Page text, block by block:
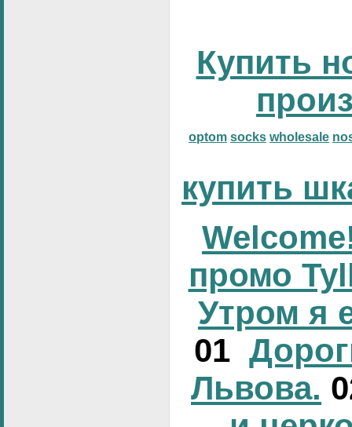
Купить
optom socks wholesale
купить
промо
Утром я
01
Львова.